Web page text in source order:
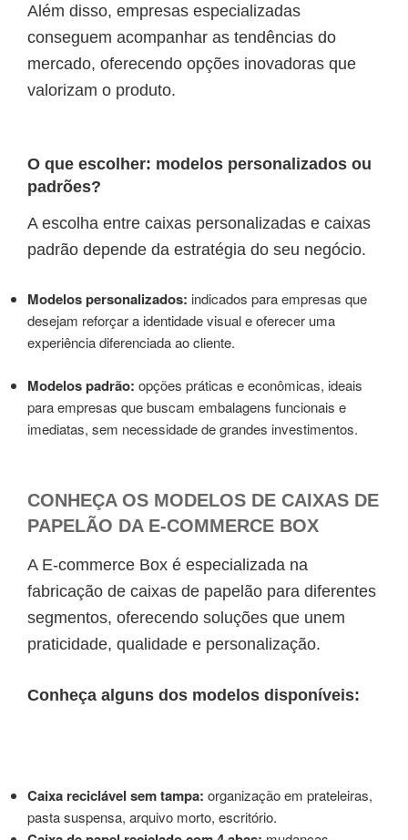
Além disso, empresas especializadas
conseguem acompanhar as tendências do
mercado, oferecendo opções inovadoras que
valorizam o produto.
O que escolher: modelos personalizados ou
padrões?
A escolha entre caixas personalizadas e caixas
padrão depende da estratégia do seu negócio.
Modelos personalizados: indicados para empresas que
desejam reforçar a identidade visual e oferecer uma
experiência diferenciada ao cliente.
Modelos padrão: opções práticas e econômicas, ideais
para empresas que buscam embalagens funcionais e
imediatas, sem necessidade de grandes investimentos.
CONHEÇA OS MODELOS DE CAIXAS DE
PAPELÃO DA E-COMMERCE BOX
A E-commerce Box é especializada na
fabricação de caixas de papelão para diferentes
segmentos, oferecendo soluções que unem
praticidade, qualidade e personalização.
Conheça alguns dos modelos disponíveis:
Caixa reciclável sem tampa: organização em prateleiras,
pasta suspensa, arquivo morto, escritório.